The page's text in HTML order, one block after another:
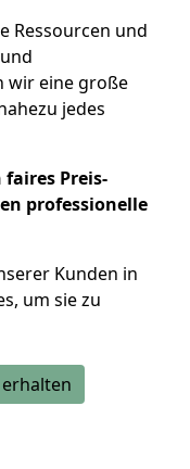
Ressourcen und
wir eine große
jedes
Preis-
professionelle
Kunden in
um sie zu